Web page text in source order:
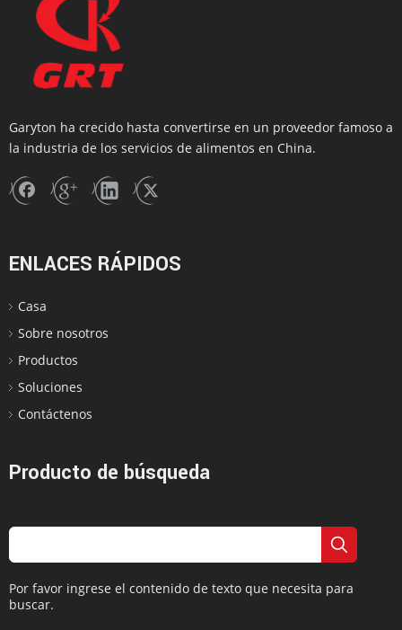
Garyton ha crecido hasta convertirse en un proveedor famoso a
la industria de los servicios de alimentos en China.
ENLACES RÁPIDOS
Casa
Sobre nosotros
Productos
Soluciones
Contáctenos
Producto de búsqueda
Por favor ingrese el contenido de texto que necesita para
buscar.